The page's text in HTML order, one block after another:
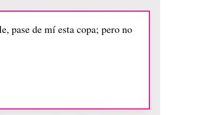
pase de mí esta copa; pero no